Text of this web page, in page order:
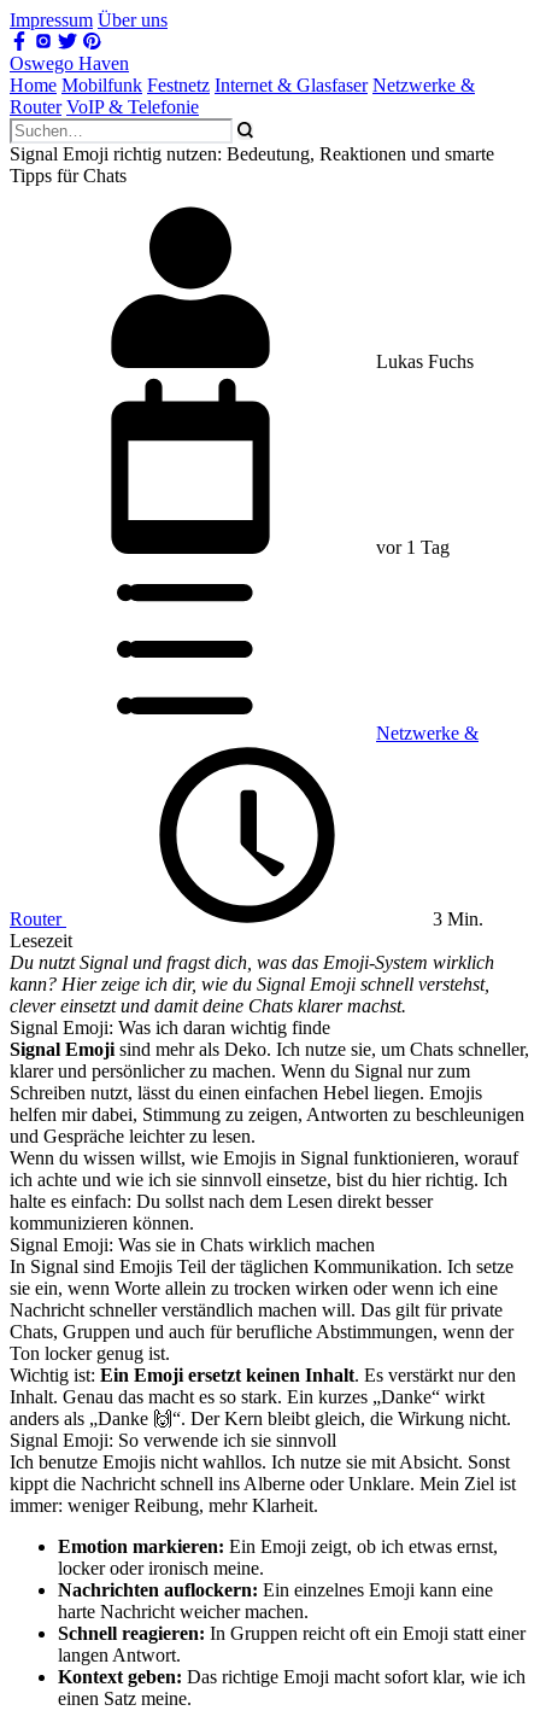
Impressum Über uns
Oswego Haven
Home Mobilfunk Festnetz Internet & Glasfaser Netzwerke &
Router VoIP & Telefonie
Signal Emoji richtig nutzen: Bedeutung, Reaktionen und smarte
Tipps für Chats
Lukas Fuchs
vor 1 Tag
Netzwerke &
Router
3 Min.
Lesezeit
Du nutzt Signal und fragst dich, was das Emoji-System wirklich
kann? Hier zeige ich dir, wie du Signal Emoji schnell verstehst,
clever einsetzt und damit deine Chats klarer machst.
Signal Emoji: Was ich daran wichtig finde
Signal Emoji sind mehr als Deko. Ich nutze sie, um Chats schneller,
klarer und persönlicher zu machen. Wenn du Signal nur zum
Schreiben nutzt, lässt du einen einfachen Hebel liegen. Emojis
helfen mir dabei, Stimmung zu zeigen, Antworten zu beschleunigen
und Gespräche leichter zu lesen.
Wenn du wissen willst, wie Emojis in Signal funktionieren, worauf
ich achte und wie ich sie sinnvoll einsetze, bist du hier richtig. Ich
halte es einfach: Du sollst nach dem Lesen direkt besser
kommunizieren können.
Signal Emoji: Was sie in Chats wirklich machen
In Signal sind Emojis Teil der täglichen Kommunikation. Ich setze
sie ein, wenn Worte allein zu trocken wirken oder wenn ich eine
Nachricht schneller verständlich machen will. Das gilt für private
Chats, Gruppen und auch für berufliche Abstimmungen, wenn der
Ton locker genug ist.
Wichtig ist: Ein Emoji ersetzt keinen Inhalt. Es verstärkt nur den
Inhalt. Genau das macht es so stark. Ein kurzes „Danke“ wirkt
anders als „Danke 🙌“. Der Kern bleibt gleich, die Wirkung nicht.
Signal Emoji: So verwende ich sie sinnvoll
Ich benutze Emojis nicht wahllos. Ich nutze sie mit Absicht. Sonst
kippt die Nachricht schnell ins Alberne oder Unklare. Mein Ziel ist
immer: weniger Reibung, mehr Klarheit.
Emotion markieren: Ein Emoji zeigt, ob ich etwas ernst,
locker oder ironisch meine.
Nachrichten auflockern: Ein einzelnes Emoji kann eine
harte Nachricht weicher machen.
Schnell reagieren: In Gruppen reicht oft ein Emoji statt einer
langen Antwort.
Kontext geben: Das richtige Emoji macht sofort klar, wie ich
einen Satz meine.